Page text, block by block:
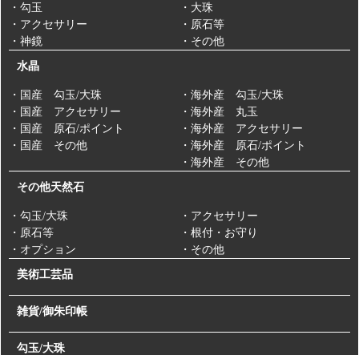
・勾玉
・大珠
・アクセサリー
・原石等
・神鏡
・その他
水晶
・国産 勾玉/大珠
・海外産 勾玉/大珠
・国産 アクセサリー
・海外産 丸玉
・国産 原石/ポイント
・海外産 アクセサリー
・国産 その他
・海外産 原石/ポイント
・海外産 その他
その他天然石
・勾玉/大珠
・アクセサリー
・原石等
・根付・お守り
・オプション
・その他
美術工芸品
雑貨/御朱印帳
勾玉/大珠